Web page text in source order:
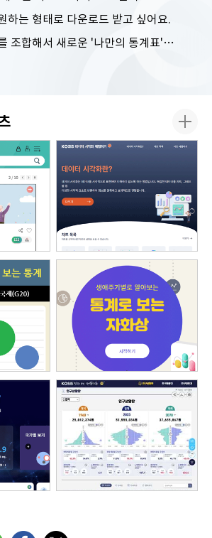
하는 형태로 다운로드 받고 싶어요.
서로 다른 통계표를 조합해서 새로운 '나만의 통계표'를 만들고 싶어요.